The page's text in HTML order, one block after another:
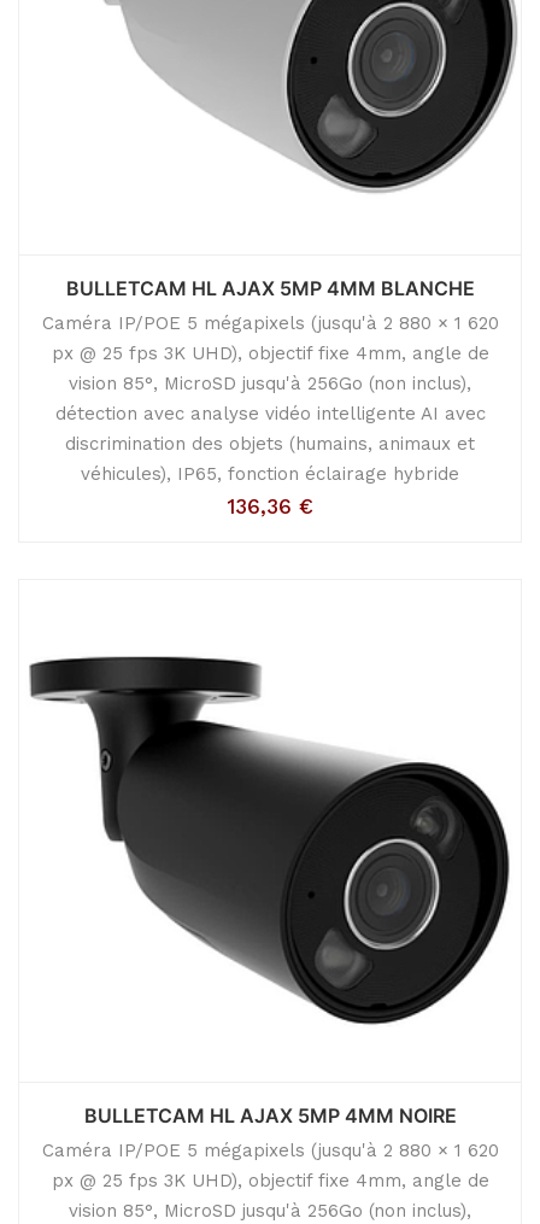
BULLETCAM HL AJAX 5MP 4MM BLANCHE
Caméra IP/POE 5 mégapixels (jusqu'à 2 880 × 1 620
px @ 25 fps 3K UHD), objectif fixe 4mm, angle de
vision 85°, MicroSD jusqu'à 256Go (non inclus),
détection avec analyse vidéo intelligente AI avec
discrimination des objets (humains, animaux et
véhicules), IP65, fonction éclairage hybride
136,36 €
BULLETCAM HL AJAX 5MP 4MM NOIRE
Caméra IP/POE 5 mégapixels (jusqu'à 2 880 × 1 620
px @ 25 fps 3K UHD), objectif fixe 4mm, angle de
vision 85°, MicroSD jusqu'à 256Go (non inclus),